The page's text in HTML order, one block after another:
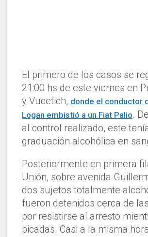
El primero de los casos se
21:00 hs de este viernes en
y Vucetich, donde el conductor
Logan embistió a un Fiat Palio.
al control realizado, este
graduación alcohólica en
Posteriormente en primera
Unión, sobre avenida
dos sujetos totalmente
fueron detenidos cerca de
por resistirse al arresto
picadas. Casi a la misma